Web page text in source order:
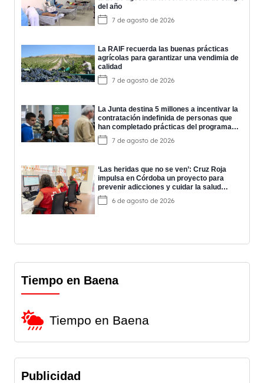
del año
7 de agosto de 2026
La RAIF recuerda las buenas prácticas
agrícolas para garantizar una vendimia de
calidad
7 de agosto de 2026
La Junta destina 5 millones a incentivar la
contratación indefinida de personas que
han completado prácticas del programa
EPES
7 de agosto de 2026
‘Las heridas que no se ven’: Cruz Roja
impulsa en Córdoba un proyecto para
prevenir adicciones y cuidar la salud
mental
6 de agosto de 2026
Tiempo en Baena
Tiempo en Baena
Publicidad